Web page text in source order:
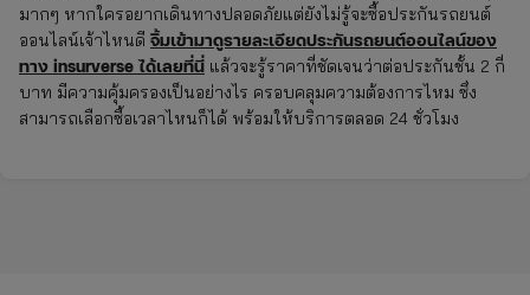
มากๆ หากใครอยากเดินทางปลอดภัยแต่ยังไม่รู้จะซื้อประกันรถยนต์
ออนไลน์เจ้าไหนดี จิ้มเข้ามาดูรายละเอียดประกันรถยนต์ออนไลน์ของ
ทาง insurverse ได้เลยที่นี่ แล้วจะรู้ราคาที่ชัดเจนว่าต่อประกันชั้น 2 กี่
บาท มีความคุ้มครองเป็นอย่างไร ครอบคลุมความต้องการไหม ซึ่ง
สามารถเลือกซื้อเวลาไหนก็ได้ พร้อมให้บริการตลอด 24 ชั่วโมง